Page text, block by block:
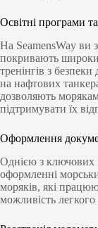
Освітні програми
На SeamensWay ви
покривають
тренінгів з
на нафтових
дозволяють
підтримувати їх
Оформлення
Однією з ключових
оформленні
моряків, які
можливість